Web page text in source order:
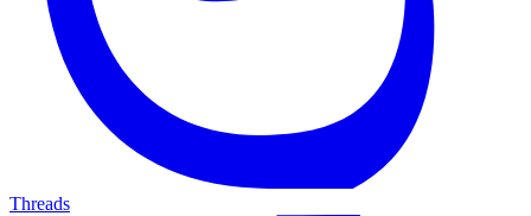
Threads